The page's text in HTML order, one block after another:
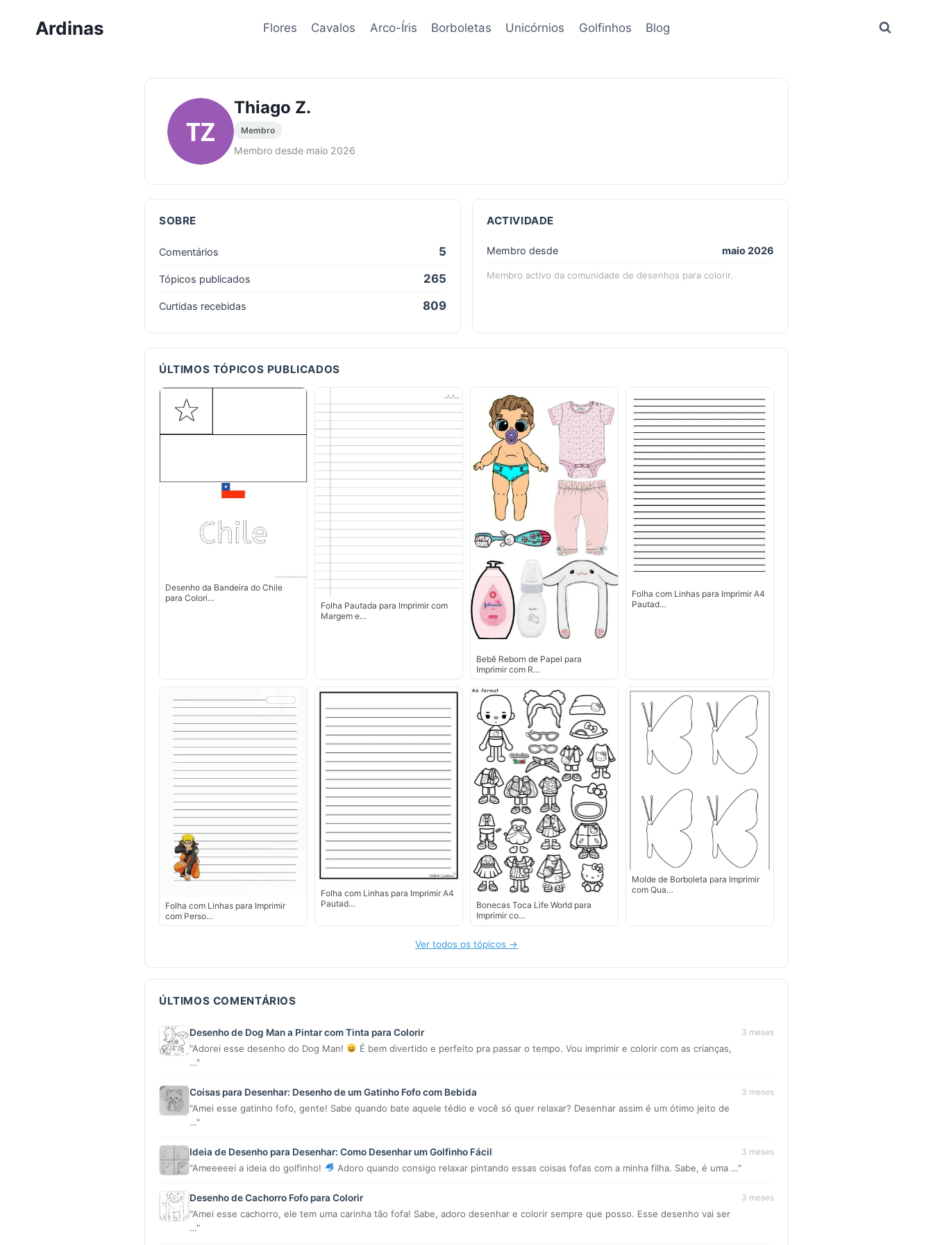
Ardinas Flores Cavalos Arco-Íris Borboletas Unicórnios Golfinhos Blog
TZ
Thiago Z.
Membro
Membro desde maio 2026
SOBRE
Comentários 5
Tópicos publicados 265
Curtidas recebidas 809
ACTIVIDADE
Membro desde maio 2026
Membro activo da comunidade de desenhos para colorir.
ÚLTIMOS TÓPICOS PUBLICADOS
Desenho da Bandeira do Chile
para Colori…
Folha Pautada para Imprimir com
Margem e…
Bebê Reborn de Papel para
Imprimir com R…
Folha com Linhas para Imprimir A4
Pautad…
Folha com Linhas para Imprimir
com Perso…
Folha com Linhas para Imprimir A4
Pautad…
Bonecas Toca Life World para
Imprimir co…
Molde de Borboleta para Imprimir
com Qua…
Ver todos os tópicos →
ÚLTIMOS COMENTÁRIOS
Desenho de Dog Man a Pintar com Tinta para Colorir
"Adorei esse desenho do Dog Man!
É bem divertido e perfeito pra passar o tempo. Vou imprimir e colorir com as crianças,
…"
3 meses
Coisas para Desenhar: Desenho de um Gatinho Fofo com Bebida
"Amei esse gatinho fofo, gente! Sabe quando bate aquele tédio e você só quer relaxar? Desenhar assim é um ótimo jeito de
…"
3 meses
Ideia de Desenho para Desenhar: Como Desenhar um Golfinho Fácil
"Ameeeeei a ideia do golfinho!
Adoro quando consigo relaxar pintando essas coisas fofas com a minha filha. Sabe, é uma …"
3 meses
Desenho de Cachorro Fofo para Colorir
"Amei esse cachorro, ele tem uma carinha tão fofa! Sabe, adoro desenhar e colorir sempre que posso. Esse desenho vai ser
…"
3 meses